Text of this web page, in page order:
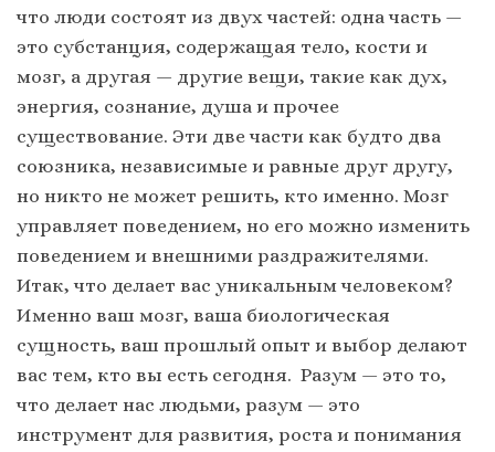
что люди состоят из двух частей: одна часть —
это субстанция, содержащая тело, кости и
мозг, а другая — другие вещи, такие как дух,
энергия, сознание, душа и прочее
существование. Эти две части как будто два
союзника, независимые и равные друг другу,
но никто не может решить, кто именно. Мозг
управляет поведением, но его можно изменить
поведением и внешними раздражителями.
Итак, что делает вас уникальным человеком?
Именно ваш мозг, ваша биологическая
сущность, ваш прошлый опыт и выбор делают
вас тем, кто вы есть сегодня. Разум — это то,
что делает нас людьми, разум — это
инструмент для развития, роста и понимания